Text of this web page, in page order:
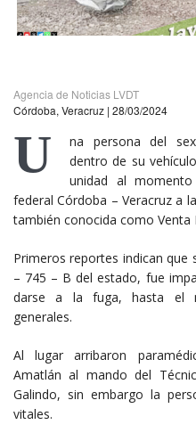
Agencia de Noticias LVDT
Córdoba, Veracruz | 28/03/2024
U
na persona del
dentro de su
unidad al
federal Córdoba – Veracruz a
también conocida como Venta
Primeros reportes indican que
– 745 – B del estado, fue
darse a la fuga, hasta el
generales.
Al lugar arribaron
Amatlán al mando del
Galindo, sin embargo la
vitales.